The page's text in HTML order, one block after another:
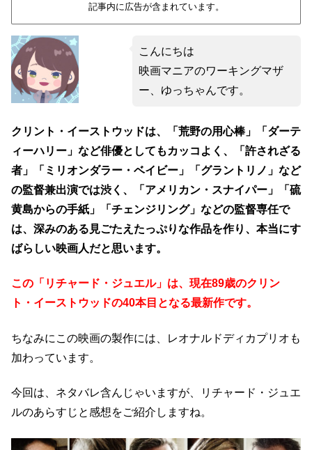
記事内に広告が含まれています。
こんにちは
映画マニアのワーキングマザ
ー、ゆっちゃんです。
クリント・イーストウッドは、「荒野の用心棒」「ダーテ
ィーハリー」など俳優としてもカッコよく、「許されざる
者」「ミリオンダラー・ベイビー」「グラントリノ」など
の監督兼出演では渋く、「アメリカン・スナイパー」「硫
黄島からの手紙」「チェンジリング」などの監督専任で
は、深みのある見ごたえたっぷりな作品を作り、本当にす
ばらしい映画人だと思います。
この「リチャード・ジュエル」は、現在89歳のクリン
ト・イーストウッドの40本目となる最新作です。
ちなみにこの映画の製作には、レオナルドディカプリオも
加わっています。
今回は、ネタバレ含んじゃいますが、リチャード・ジュエ
ルのあらすじと感想をご紹介しますね。